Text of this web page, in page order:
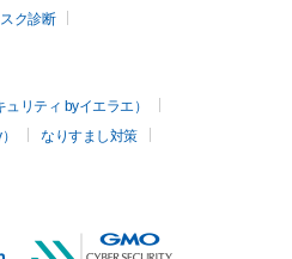
ク診断
リティ byイエラエ）
なりすまし対策